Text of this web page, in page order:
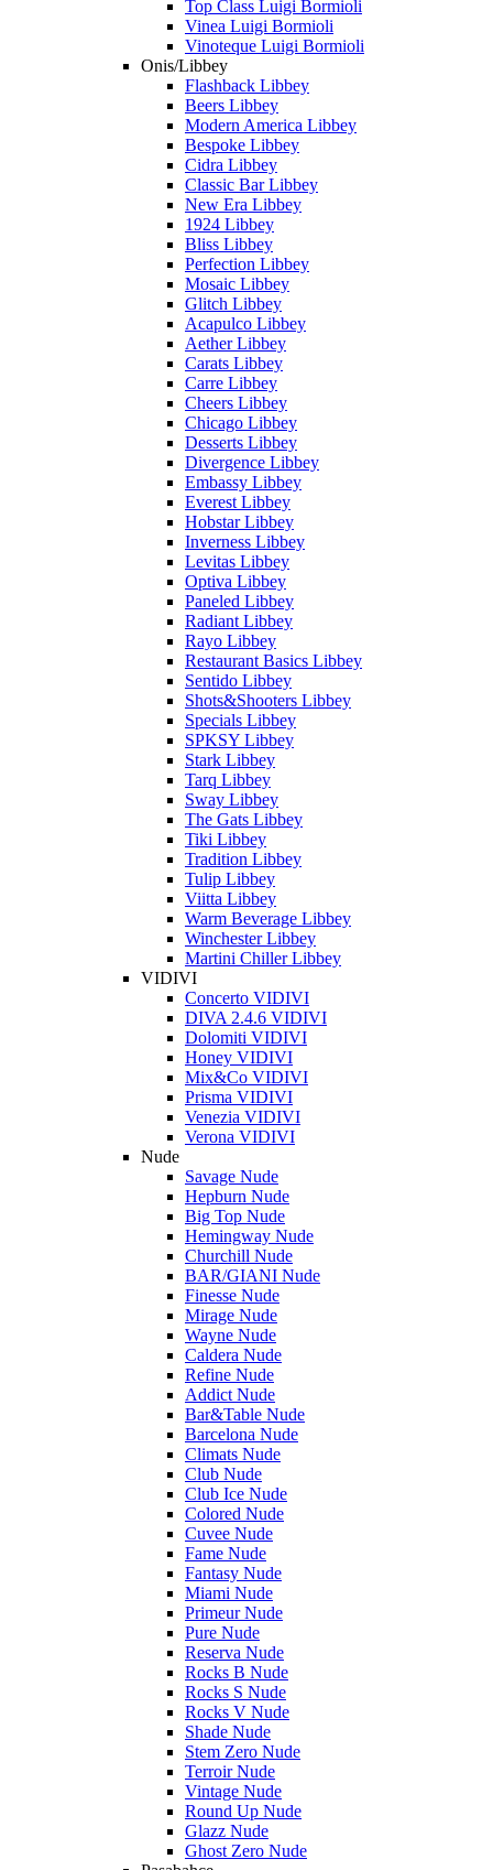
Top Class Luigi Bormioli
Vinea Luigi Bormioli
Vinoteque Luigi Bormioli
Onis/Libbey
Flashback Libbey
Beers Libbey
Modern America Libbey
Bespoke Libbey
Cidra Libbey
Classic Bar Libbey
New Era Libbey
1924 Libbey
Bliss Libbey
Perfection Libbey
Mosaic Libbey
Glitch Libbey
Acapulco Libbey
Aether Libbey
Carats Libbey
Carre Libbey
Cheers Libbey
Chicago Libbey
Desserts Libbey
Divergence Libbey
Embassy Libbey
Everest Libbey
Hobstar Libbey
Inverness Libbey
Levitas Libbey
Optiva Libbey
Paneled Libbey
Radiant Libbey
Rayo Libbey
Restaurant Basics Libbey
Sentido Libbey
Shots&Shooters Libbey
Specials Libbey
SPKSY Libbey
Stark Libbey
Tarq Libbey
Sway Libbey
The Gats Libbey
Tiki Libbey
Tradition Libbey
Tulip Libbey
Viitta Libbey
Warm Beverage Libbey
Winchester Libbey
Martini Chiller Libbey
VIDIVI
Concerto VIDIVI
DIVA 2.4.6 VIDIVI
Dolomiti VIDIVI
Honey VIDIVI
Mix&Co VIDIVI
Prisma VIDIVI
Venezia VIDIVI
Verona VIDIVI
Nude
Savage Nude
Hepburn Nude
Big Top Nude
Hemingway Nude
Churchill Nude
BAR/GIANI Nude
Finesse Nude
Mirage Nude
Wayne Nude
Caldera Nude
Refine Nude
Addict Nude
Bar&Table Nude
Barcelona Nude
Climats Nude
Club Nude
Club Ice Nude
Colored Nude
Cuvee Nude
Fame Nude
Fantasy Nude
Miami Nude
Primeur Nude
Pure Nude
Reserva Nude
Rocks B Nude
Rocks S Nude
Rocks V Nude
Shade Nude
Stem Zero Nude
Terroir Nude
Vintage Nude
Round Up Nude
Glazz Nude
Ghost Zero Nude